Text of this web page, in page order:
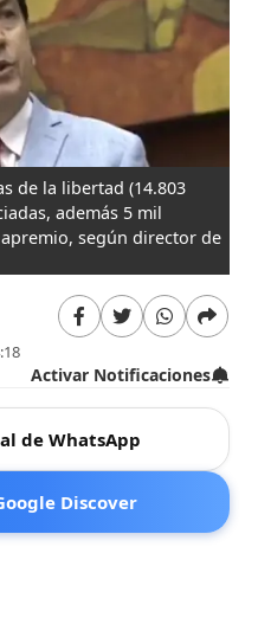
de la libertad (14.803
además 5 mil
según director de
Activar Notificaciones
de WhatsApp
Discover